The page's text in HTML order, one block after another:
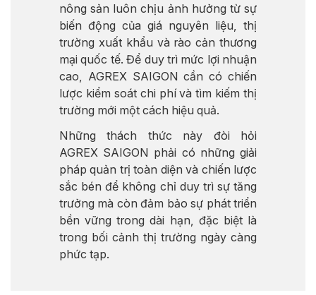
nông sản luôn chịu ảnh hưởng từ sự
biến động của giá nguyên liệu, thị
trường xuất khẩu và rào cản thương
mại quốc tế. Để duy trì mức lợi nhuận
cao, AGREX SAIGON cần có chiến
lược kiểm soát chi phí và tìm kiếm thị
trường mới một cách hiệu quả.
Những thách thức này đòi hỏi
AGREX SAIGON phải có những giải
pháp quản trị toàn diện và chiến lược
sắc bén để không chỉ duy trì sự tăng
trưởng mà còn đảm bảo sự phát triển
bền vững trong dài hạn, đặc biệt là
trong bối cảnh thị trường ngày càng
phức tạp.